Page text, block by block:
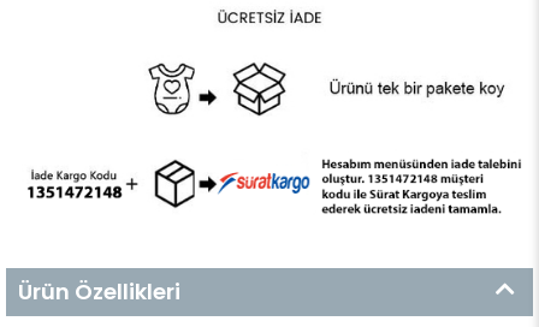
Ürün Özellikleri